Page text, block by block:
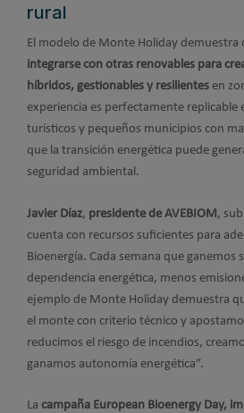
rural
El modelo de Monte Holiday demuestra
integrarse con otras renovables para
híbridos, gestionables y resilientes en
experiencia es perfectamente replicable
turísticos y pequeños municipios con
que la transición energética puede
seguridad ambiental.
Javier Díaz, presidente de AVEBIOM ,
cuenta con recursos suficientes para
Bioenergía. Cada semana que ganemos
dependencia energética, menos
ejemplo de Monte Holiday demuestra
el monte con criterio técnico y
reducimos el riesgo de incendios,
ganamos autonomía energética”.
La campaña European Bioenergy Day,